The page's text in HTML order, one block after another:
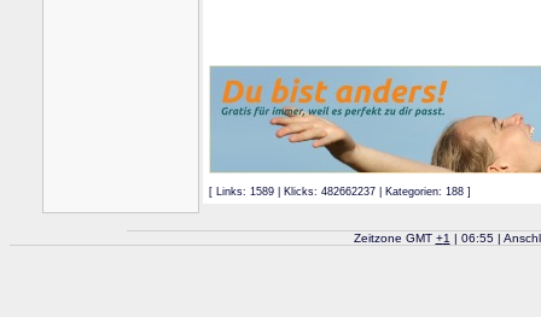
[ Links: 1589 | Klicks: 482662237 | Kategorien: 188 ]
Zeitzone GMT +1 | 06:55 |